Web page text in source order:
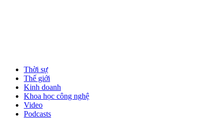
Thời sự
Thế giới
Kinh doanh
Khoa học công nghệ
Video
Podcasts